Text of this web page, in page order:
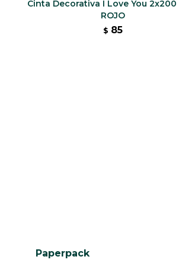
Cinta Decorativa I Love You 2x200
ROJO
$ 85
Paperpack